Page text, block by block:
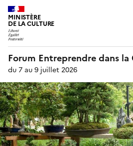
MINISTÈRE
DE LA CULTURE
Forum Entreprendre dans la
du 7 au 9 juillet 2026